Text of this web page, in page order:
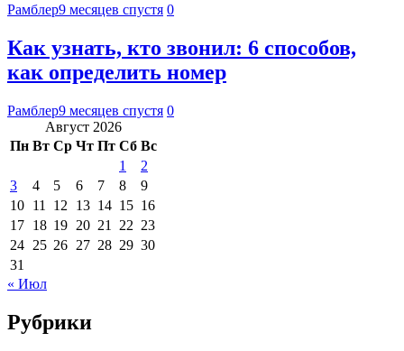
Рамблер9 месяцев спустя 0
Как узнать, кто звонил: 6 способов,
как определить номер
Рамблер9 месяцев спустя 0
Август 2026
Пн Вт Ср Чт Пт Сб Вс
1
2
3
4 5 6 7 8
9
10 11 12 13 14 15 16
17 18 19 20 21 22 23
24 25 26 27 28 29 30
31
« Июл
Рубрики